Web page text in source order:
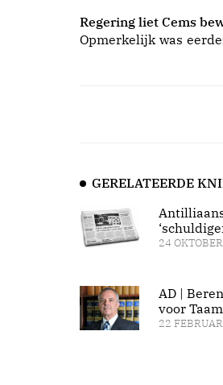
Regering liet Cems
Opmerkelijk was
GERELATEERDE
24
AD |
voor
22